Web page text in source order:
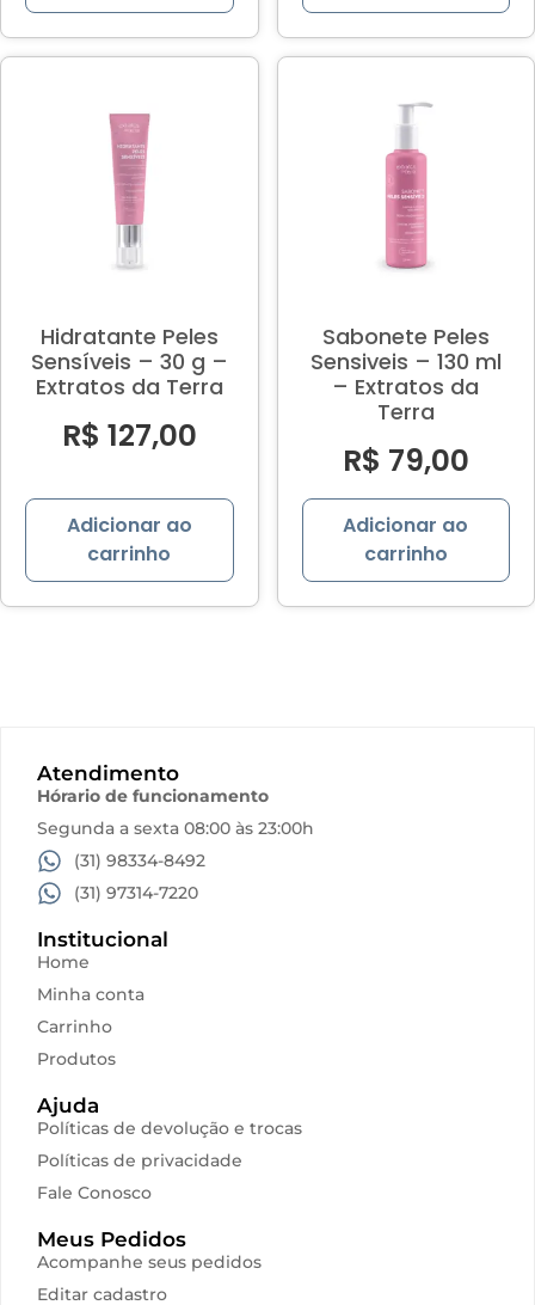
Hidratante Peles
Sensíveis – 30 g –
Extratos da Terra
R$ 127,00
Adicionar ao
carrinho
Sabonete Peles
Sensiveis – 130 ml
– Extratos da
Terra
R$ 79,00
Adicionar ao
carrinho
Atendimento
Hórario de funcionamento
Segunda a sexta 08:00 às 23:00h
(31) 98334-8492
(31) 97314-7220
Institucional
Home
Minha conta
Carrinho
Produtos
Ajuda
Políticas de devolução e trocas
Políticas de privacidade
Fale Conosco
Meus Pedidos
Acompanhe seus pedidos
Editar cadastro